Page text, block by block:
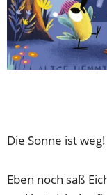
Die Sonne ist weg!
Eben noch saß